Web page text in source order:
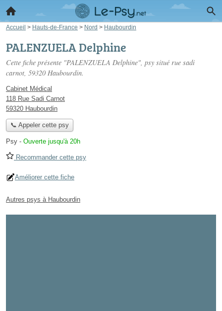
Accueil > Hauts-de-France > Nord > Haubourdin
PALENZUELA Delphine
Cette fiche présente "PALENZUELA Delphine", psy situé rue sadi
carnot, 59320 Haubourdin.
Cabinet Médical
118 Rue Sadi Carnot
59320 Haubourdin
📞 Appeler cette psy
Psy - Ouverte jusqu'à 20h
Recommander cette psy
Améliorer cette fiche
Autres psys à Haubourdin